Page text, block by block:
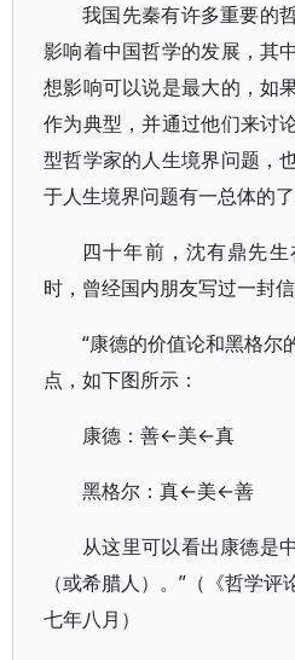
我国先秦有许多重要的
影响着中国哲学的发展，其
想影响可以说是最大的，如
作为典型，并通过他们来讨
型哲学家的人生境界问题，
于人生境界问题有一总体的了
四十年前，沈有鼎先
时，曾经国内朋友写过一封
“康德的价值论和黑格尔
点，如下图所示：
康德：善←美←真
黑格尔：真←美←善
从这里可以看出康德是
（或希腊人）。”（《哲学
七年八月）